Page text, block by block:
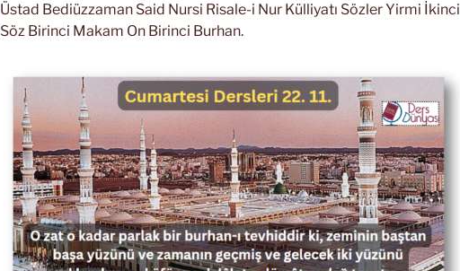
Üstad Bediüzzaman Said Nursi Risale-i Nur Külliyatı Sözler Yirmi İkinci
Söz Birinci Makam On Birinci Burhan.